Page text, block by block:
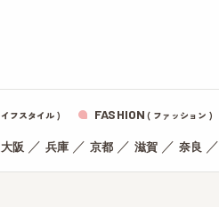
フスタイル ) FASHION ( ファッション )
大阪 ／ 兵庫／ 京都／ 滋賀／ 奈良 ／